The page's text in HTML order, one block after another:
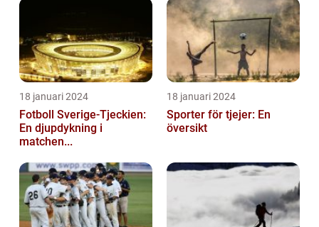
18 januari 2024
Fotboll Sverige-Tjeckien:
En djupdykning i
matchen...
18 januari 2024
Sporter för tjejer: En
översikt